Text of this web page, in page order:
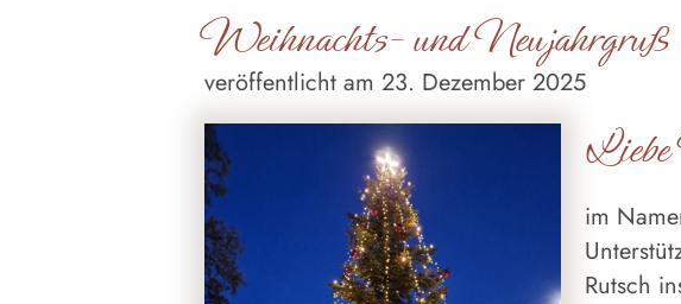
Weihnachts- und Neujahrgruß
veröffentlicht am 23. Dezember 2025
Liebe
im
Rutsch